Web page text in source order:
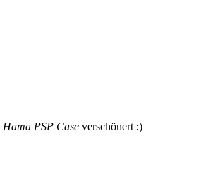
Hama PSP Case verschönert :)